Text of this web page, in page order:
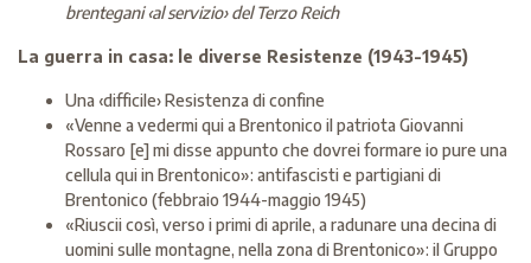
brentegani ‹al servizio› del Terzo Reich
La guerra in casa: le diverse Resistenze (1943-1945)
Una ‹difficile› Resistenza di confine
«Venne a vedermi qui a Brentonico il patriota Giovanni
Rossaro [e] mi disse appunto che dovrei formare io pure una
cellula qui in Brentonico»: antifascisti e partigiani di
Brentonico (febbraio 1944-maggio 1945)
«Riuscii così, verso i primi di aprile, a radunare una decina di
uomini sulle montagne, nella zona di Brentonico»: il Gruppo